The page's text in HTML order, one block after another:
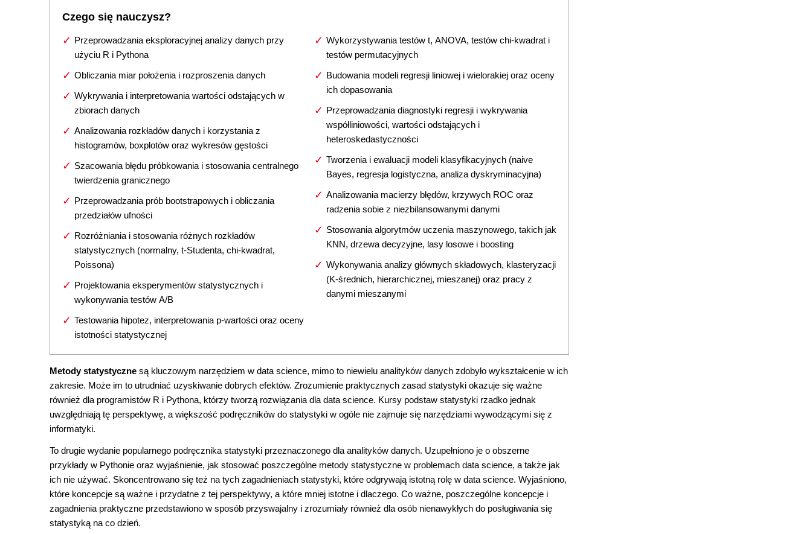
Czego się nauczysz?
Przeprowadzania eksploracyjnej analizy danych przy
użyciu R i Pythona
Obliczania miar położenia i rozproszenia danych
Wykrywania i interpretowania wartości odstających w
zbiorach danych
Analizowania rozkładów danych i korzystania z
histogramów, boxplotów oraz wykresów gęstości
Szacowania błędu próbkowania i stosowania centralnego
twierdzenia granicznego
Przeprowadzania prób bootstrapowych i obliczania
przedziałów ufności
Rozróżniania i stosowania różnych rozkładów
statystycznych (normalny, t-Studenta, chi-kwadrat,
Poissona)
Projektowania eksperymentów statystycznych i
wykonywania testów A/B
Testowania hipotez, interpretowania p-wartości oraz oceny
istotności statystycznej
Wykorzystywania testów t, ANOVA, testów chi-kwadrat i
testów permutacyjnych
Budowania modeli regresji liniowej i wielorakiej oraz oceny
ich dopasowania
Przeprowadzania diagnostyki regresji i wykrywania
współliniowości, wartości odstających i
heteroskedastyczności
Tworzenia i ewaluacji modeli klasyfikacyjnych (naive
Bayes, regresja logistyczna, analiza dyskryminacyjna)
Analizowania macierzy błędów, krzywych ROC oraz
radzenia sobie z niezbilansowanymi danymi
Stosowania algorytmów uczenia maszynowego, takich jak
KNN, drzewa decyzyjne, lasy losowe i boosting
Wykonywania analizy głównych składowych, klasteryzacji
(K-średnich, hierarchicznej, mieszanej) oraz pracy z
danymi mieszanymi
Metody statystyczne są kluczowym narzędziem w data science, mimo to niewielu analityków danych zdobyło wykształcenie w ich
zakresie. Może im to utrudniać uzyskiwanie dobrych efektów. Zrozumienie praktycznych zasad statystyki okazuje się ważne
również dla programistów R i Pythona, którzy tworzą rozwiązania dla data science. Kursy podstaw statystyki rzadko jednak
uwzględniają tę perspektywę, a większość podręczników do statystyki w ogóle nie zajmuje się narzędziami wywodzącymi się z
informatyki.
To drugie wydanie popularnego podręcznika statystyki przeznaczonego dla analityków danych. Uzupełniono je o obszerne
przykłady w Pythonie oraz wyjaśnienie, jak stosować poszczególne metody statystyczne w problemach data science, a także jak
ich nie używać. Skoncentrowano się też na tych zagadnieniach statystyki, które odgrywają istotną rolę w data science. Wyjaśniono,
które koncepcje są ważne i przydatne z tej perspektywy, a które mniej istotne i dlaczego. Co ważne, poszczególne koncepcje i
zagadnienia praktyczne przedstawiono w sposób przyswajalny i zrozumiały również dla osób nienawykłych do posługiwania się
statystyką na co dzień.